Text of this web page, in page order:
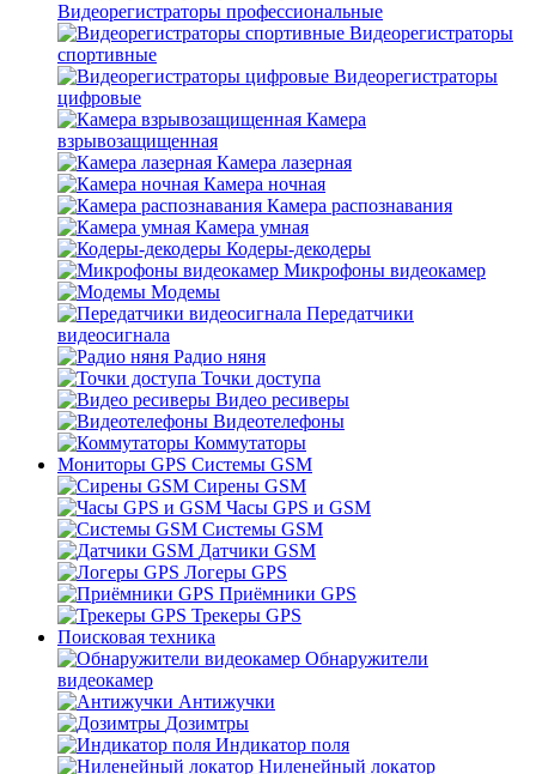
Видеорегистраторы профессиональные
Видеорегистраторы
спортивные
Видеорегистраторы
цифровые
Камера
взрывозащищенная
Камера лазерная
Камера ночная
Камера распознавания
Камера умная
Кодеры-декодеры
Микрофоны видеокамер
Модемы
Передатчики
видеосигнала
Радио няня
Точки доступа
Видео ресиверы
Видеотелефоны
Коммутаторы
Мониторы GPS Системы GSM
Сирены GSM
Часы GPS и GSM
Системы GSM
Датчики GSM
Логеры GPS
Приёмники GPS
Трекеры GPS
Поисковая техника
Обнаружители
видеокамер
Антижучки
Дозимтры
Индикатор поля
Ниленейный локатор